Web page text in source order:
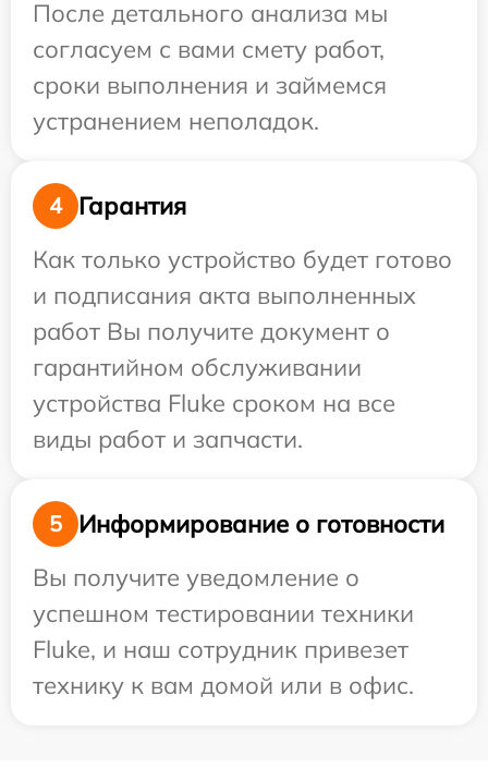
После детального анализа мы
согласуем с вами смету работ,
сроки выполнения и займемся
устранением неполадок.
4
Гарантия
Как только устройство будет готово
и подписания акта выполненных
работ Вы получите документ о
гарантийном обслуживании
устройства Fluke сроком на все
виды работ и запчасти.
5
Информирование о готовности
Вы получите уведомление о
успешном тестировании техники
Fluke, и наш сотрудник привезет
технику к вам домой или в офис.